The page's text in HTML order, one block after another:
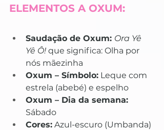
ELEMENTOS A OXUM:
Saudação de Oxum: Ora Yê
Yê Ô! que significa: Olha por
nós mãezinha
Oxum – Símbolo: Leque com
estrela (abebé) e espelho
Oxum – Dia da semana:
Sábado
Cores: Azul-escuro (Umbanda)